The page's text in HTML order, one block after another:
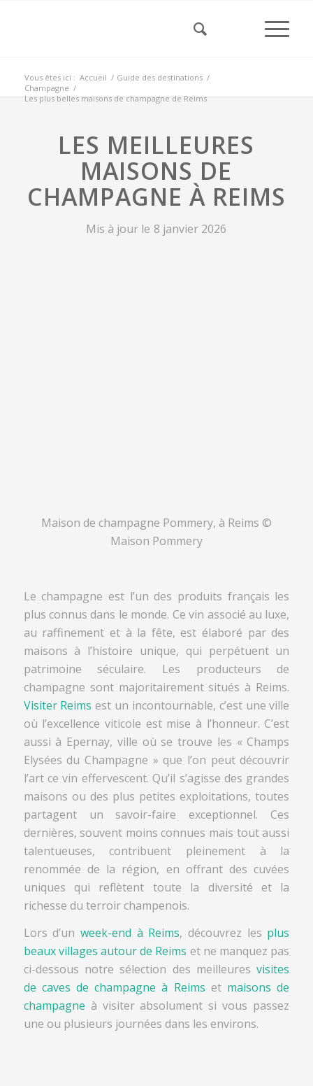
Vous êtes ici : Accueil / Guide des destinations /
Champagne /
Les plus belles maisons de champagne de Reims
LES MEILLEURES
MAISONS DE
CHAMPAGNE À REIMS
Mis à jour le 8 janvier 2026
Maison de champagne Pommery, à Reims ©
Maison Pommery
Le champagne est l’un des produits français les
plus connus dans le monde. Ce vin associé au luxe,
au raffinement et à la fête, est élaboré par des
maisons à l’histoire unique, qui perpétuent un
patrimoine séculaire. Les producteurs de
champagne sont majoritairement situés à Reims.
Visiter Reims est un incontournable, c’est une ville
où l’excellence viticole est mise à l’honneur. C’est
aussi à Epernay, ville où se trouve les « Champs
Elysées du Champagne » que l’on peut découvrir
l’art ce vin effervescent. Qu’il s’agisse des grandes
maisons ou des plus petites exploitations, toutes
partagent un savoir-faire exceptionnel. Ces
dernières, souvent moins connues mais tout aussi
talentueuses, contribuent pleinement à la
renommée de la région, en offrant des cuvées
uniques qui reflètent toute la diversité et la
richesse du terroir champenois.
Lors d’un week-end à Reims, découvrez les plus
beaux villages autour de Reims et ne manquez pas
ci-dessous notre sélection des meilleuresvisites
de caves de champagne à Reims et maisons de
champagne à visiter absolument si vous passez
une ou plusieurs journées dans les environs.